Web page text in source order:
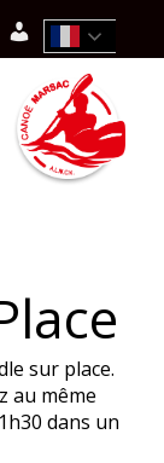
sur place.
au même
dans un